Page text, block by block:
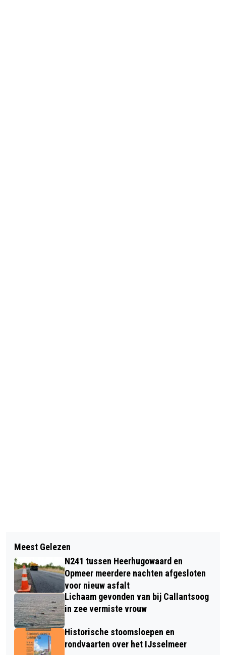
ONTSPULDAGEN IN ALKMAAR: GEEF
UW SPULLEN EEN TWEEDE LEVEN!
SCOOTERBRAND NA RUZIE IN
ALKMAAR, ÉÉN PERSOON
AANGEHOUDEN
Meest Gelezen
N241 tussen Heerhugowaard en
Opmeer meerdere nachten afgesloten
voor nieuw asfalt
Lichaam gevonden van bij Callantsoog
in zee vermiste vrouw
Historische stoomsloepen en
rondvaarten over het IJsselmeer